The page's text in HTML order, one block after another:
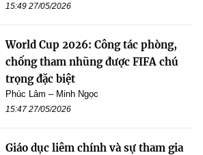
15:49 27/05/2026
World Cup 2026: Công tác phòng,
chống tham nhũng được FIFA chú
trọng đặc biệt
Phúc Lâm – Minh Ngọc
15:47 27/05/2026
Giáo dục liêm chính và sự tham gia